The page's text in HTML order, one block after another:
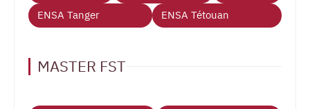
ENSA Tanger
ENSA Tétouan
MASTER FST